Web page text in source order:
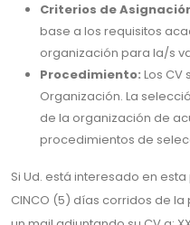
Criterios de
base a los requisitos
organización para la/s
Procedimiento: Los
Organización. La
de la organización de
procedimientos de
Si Ud. está interesado en
CINCO (5) días corridos de